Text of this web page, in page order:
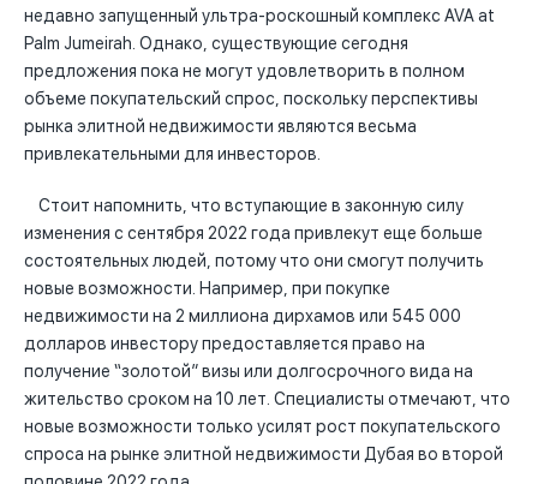
недавно запущенный ультра-роскошный комплекс AVA at
Palm Jumeirah. Однако, существующие сегодня
предложения пока не могут удовлетворить в полном
объеме покупательский спрос, поскольку перспективы
рынка элитной недвижимости являются весьма
привлекательными для инвесторов.
Стоит напомнить, что вступающие в законную силу
изменения с сентября 2022 года привлекут еще больше
состоятельных людей, потому что они смогут получить
новые возможности. Например, при покупке
недвижимости на 2 миллиона дирхамов или 545 000
долларов инвестору предоставляется право на
получение “золотой” визы или долгосрочного вида на
жительство сроком на 10 лет. Специалисты отмечают, что
новые возможности только усилят рост покупательского
спроса на рынке элитной недвижимости Дубая во второй